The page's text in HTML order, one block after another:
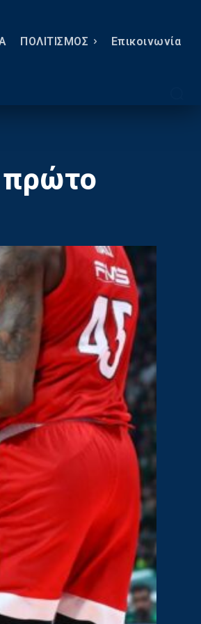
ΠΟΛΙΤΙΣΜΟΣ Eπικοινωνία
πρώτο